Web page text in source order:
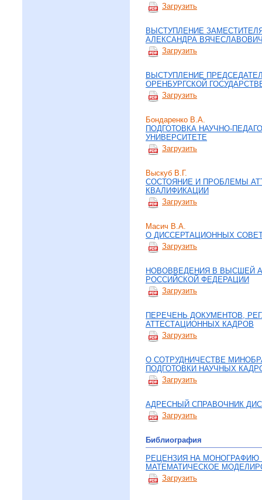
Загрузить
ВЫСТУПЛЕНИЕ
АЛЕКСАНДРА
Загрузить
ВЫСТУПЛЕНИЕ
ОРЕНБУРГСКОЙ
Загрузить
Бондаренко В.А.
ПОДГОТОВКА НАУЧНО-
УНИВЕРСИТЕТЕ
Загрузить
Выскуб В.Г.
СОСТОЯНИЕ И ПРОБЛЕМЫ
КВАЛИФИКАЦИИ
Загрузить
Масич В.А.
О ДИССЕРТАЦИОННЫХ
Загрузить
НОВОВВЕДЕНИЯ В ВЫСШЕЙ
РОССИЙСКОЙ ФЕДЕРАЦИИ
Загрузить
ПЕРЕЧЕНЬ ДОКУМЕНТОВ,
АТТЕСТАЦИОННЫХ КАДРОВ
Загрузить
О СОТРУДНИЧЕСТВЕ
ПОДГОТОВКИ НАУЧНЫХ
Загрузить
АДРЕСНЫЙ СПРАВОЧНИК
Загрузить
Библиография
РЕЦЕНЗИЯ НА МОНОГРАФИЮ
МАТЕМАТИЧЕСКОЕ
Загрузить